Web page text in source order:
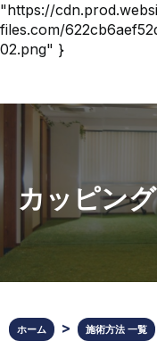
"https://
files.com/
02.png" }
カッピング
ホーム 施術方法 一覧